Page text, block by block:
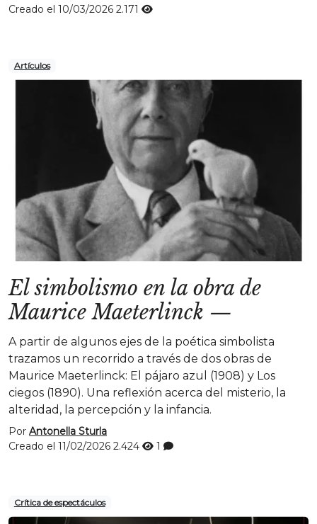
Creado el 10/03/2026 2.171
Artículos
El simbolismo en la obra de
Maurice Maeterlinck —
A partir de algunos ejes de la poética simbolista
trazamos un recorrido a través de dos obras de
Maurice Maeterlinck: El pájaro azul (1908) y Los
ciegos (1890). Una reflexión acerca del misterio, la
alteridad, la percepción y la infancia.
Por Antonella Sturla
Creado el 11/02/2026 2.424 1
Crítica de espectáculos